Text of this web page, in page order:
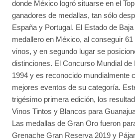
donde México logró situarse en el
ganadores de medallas, tan sólo
España y Portugal. El Estado de
medallero en México, al conseguir
vinos, y en segundo lugar se
distinciones. El Concurso Mundial
1994 y es reconocido mundialmente
mejores eventos de su categoría.
trigésimo primera edición, los
Vinos Tintos y Blancos para
Las medallas de Gran Oro fueron
Grenache Gran Reserva 2019 y